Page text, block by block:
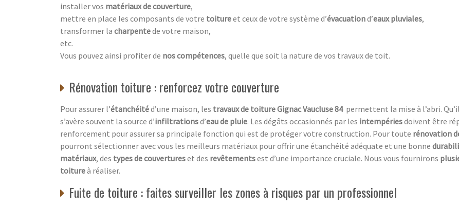
installer vos matériaux de couverture,
mettre en place les composants de votre toitureet ceux de votre système d’évacuationd’eaux pluviales,
transformer la charpentede votre maison,
etc.
Vous pouvez ainsi profiter de nos compétences, quelle que soit la nature de vos travaux de toit.
Rénovation toiture : renforcez votre couverture
Pour assurer l’étanchéitéd’une maison, les travaux de toitureGignac Vaucluse 84 permettent la mise à l’abri.
s’avère souvent la source d’infiltrationsd’eau de pluie. Les dégâts occasionnés par les intempériesdoivent être
renforcement pour assurer sa principale fonction qui est de protéger votre construction. Pour toute rénovation
pourront sélectionner avec vous les meilleurs matériaux pour offrir une étanchéité adéquate et une bonne
matériaux, des types de couvertureset des revêtementsest d’une importance cruciale. Nous vous fournirons
toitureà réaliser.
Fuite de toiture : faites surveiller les zones à risques par un professionnel